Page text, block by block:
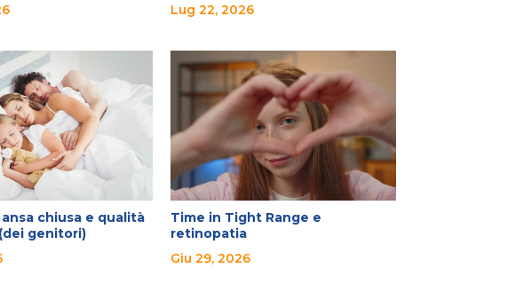
Lug 22, 2026
chiusa e qualità
genitori)
Time in Tight Range e
retinopatia
Giu 29, 2026